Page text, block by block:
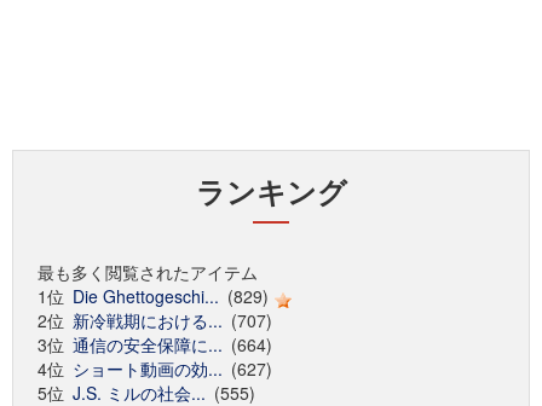
ランキング
最も多く閲覧されたアイテム
1位 Die Ghettogeschi... (829)
2位 新冷戦期における... (707)
3位 通信の安全保障に... (664)
4位 ショート動画の効... (627)
5位 J.S. ミルの社会... (555)